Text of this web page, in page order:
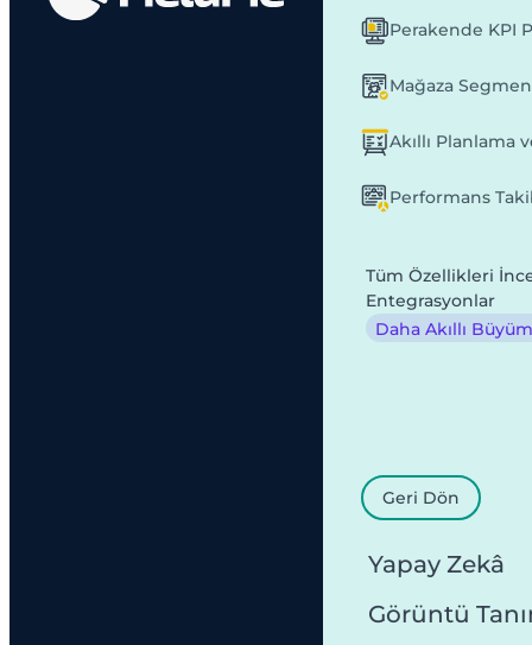
Perakende KPI
Mağaza
Akıllı Planlama
Performans
Tüm Özellikleri
Entegrasyonlar
Daha Akıllı
Geri Dön
Yapay Zekâ
Görüntü